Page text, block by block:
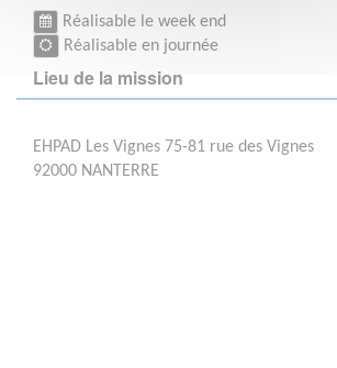
Réalisable le week end
Réalisable en journée
Lieu de la mission
EHPAD Les Vignes 75-81 rue des Vignes
92000 NANTERRE